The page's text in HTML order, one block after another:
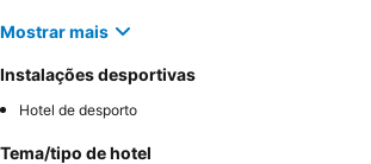
Mostrar mais
Instalações desportivas
Hotel de desporto
Tema/tipo de hotel